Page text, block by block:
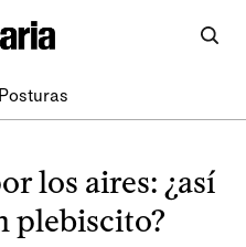
Posturas
los aires: ¿así
plebiscito?